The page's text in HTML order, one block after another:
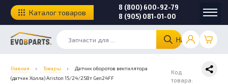
Найти
8 (800) 600-92-79
8 (905) 081-01-00
Каталог товаров
Главная › Товары ›
Датчик оборотов вентилятора
(датчик Холла) Ariston 15/24/25Вт Gen24FF
Код
товара: